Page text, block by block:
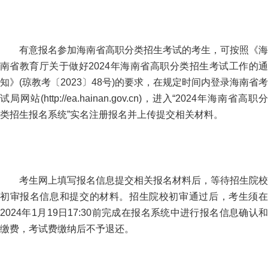
有意报名参加海南省高职分类招生考试的考生，可按照《海
南省教育厅关于做好2024年海南省高职分类招生考试工作的通
知》(琼教考〔2023〕48号)的要求，在规定时间内登录海南省考
试局网站(http://ea.hainan.gov.cn)，进入“2024年海南省高职分
类招生报名系统”实名注册报名并上传提交相关材料。
考生网上填写报名信息提交相关报名材料后，等待招生院校
初审报名信息和提交的材料。招生院校初审通过后，考生须在
2024年1月19日17:30前完成在报名系统中进行报名信息确认和
缴费，考试费缴纳后不予退还。